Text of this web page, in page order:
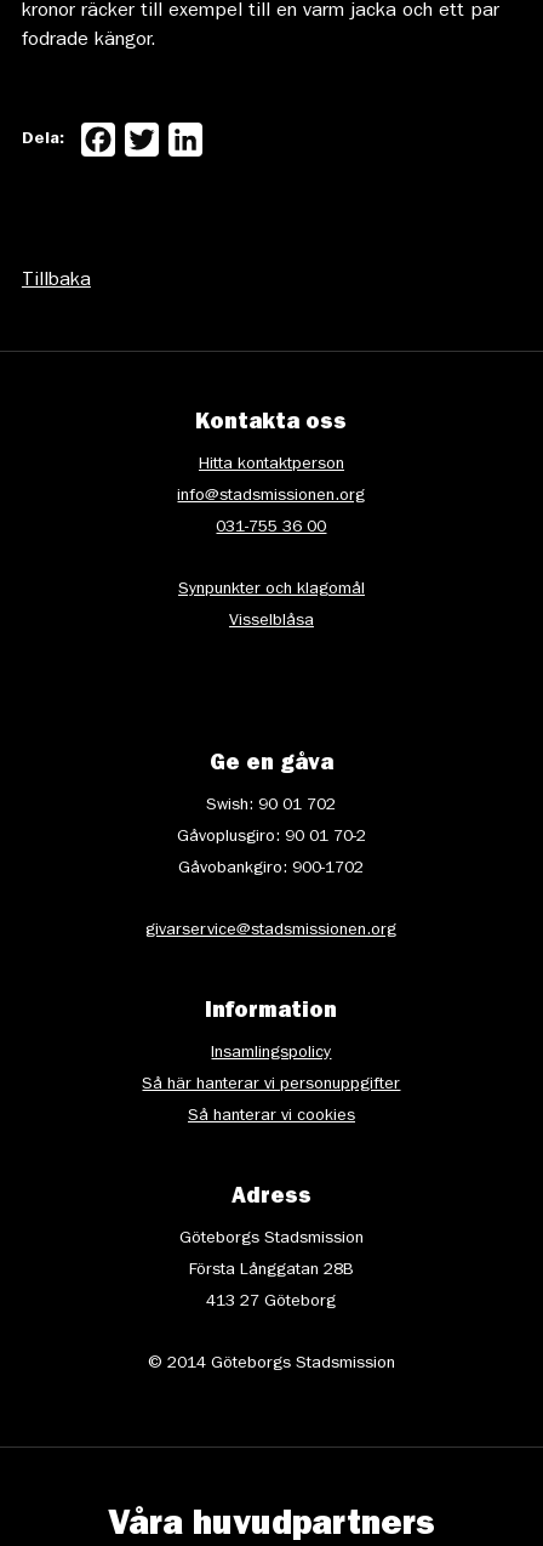
kronor räcker till exempel till en varm jacka och ett par
fodrade kängor.
Dela: Facebook
Twitter
Tillbaka
Kontakta oss
Hitta kontaktperson
info@stadsmissionen.org
031-755 36 00
Synpunkter och klagomål
Visselblåsa
Ge en gåva
Swish: 90 01 702
Gåvoplusgiro: 90 01 70-2
Gåvobankgiro: 900-1702
givarservice@stadsmissionen.org
Information
Insamlingspolicy
Så här hanterar vi personuppgifter
Så hanterar vi cookies
Adress
Göteborgs Stadsmission
Första Långgatan 28B
413 27 Göteborg
© 2014 Göteborgs Stadsmission
Våra huvudpartners